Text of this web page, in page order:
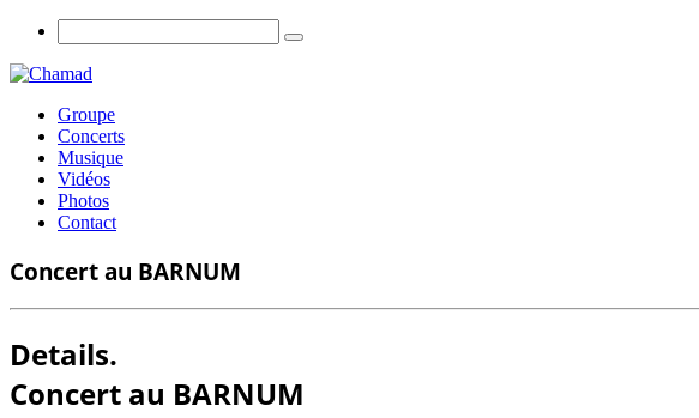
Groupe
Concerts
Musique
Vidéos
Photos
Contact
Concert au BARNUM
Details.
Concert au BARNUM